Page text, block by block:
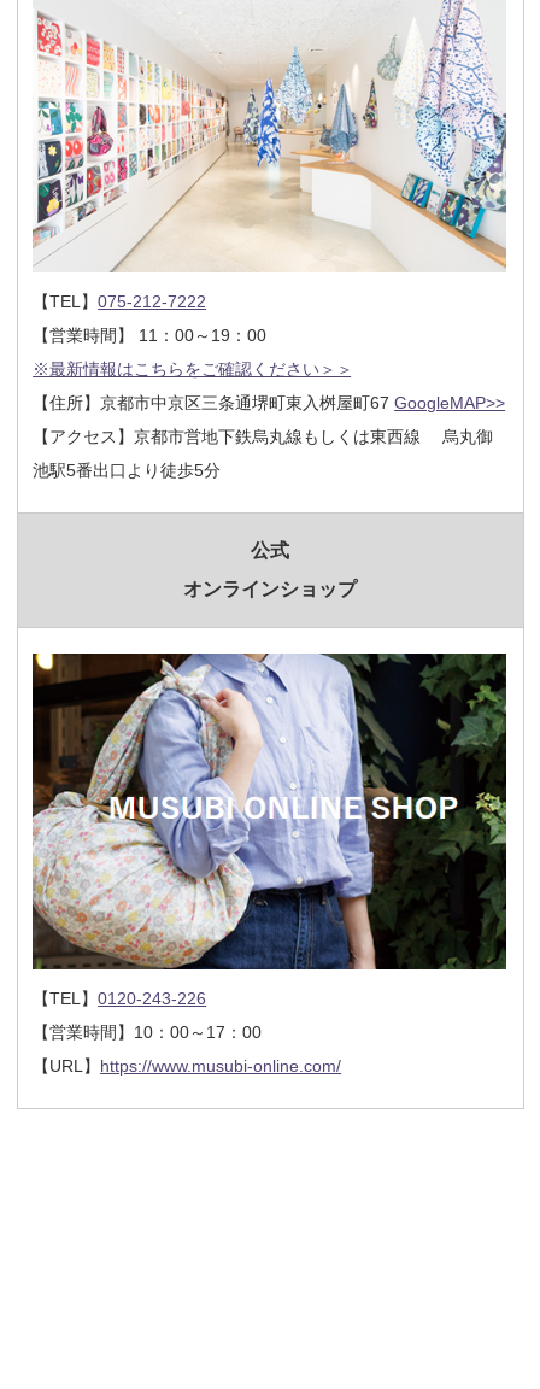
【TEL】075-212-7222
【営業時間】 11：00～19：00
※最新情報はこちらをご確認ください＞＞
【住所】京都市中京区三条通堺町東入桝屋町67GoogleMAP>>
【アクセス】京都市営地下鉄烏丸線もしくは東西線 烏丸御
池駅5番出口より徒歩5分
公式
オンラインショップ
【TEL】0120-243-226
【営業時間】10：00～17：00
【URL】 https://www.musubi-online.com/